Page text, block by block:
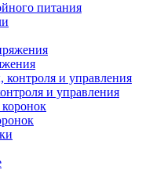
питания
и управления